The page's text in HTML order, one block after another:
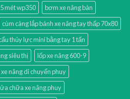
mét wp350
bơm xe nâng bàn
cùm càng lắp bánh xe nâng tay thấp 70x80
thủy lực mini bằng tay 1 tấn
siêu thị
lốp xe nâng 600-9
nâng di chuyển phuy
chữa xe nâng phuy